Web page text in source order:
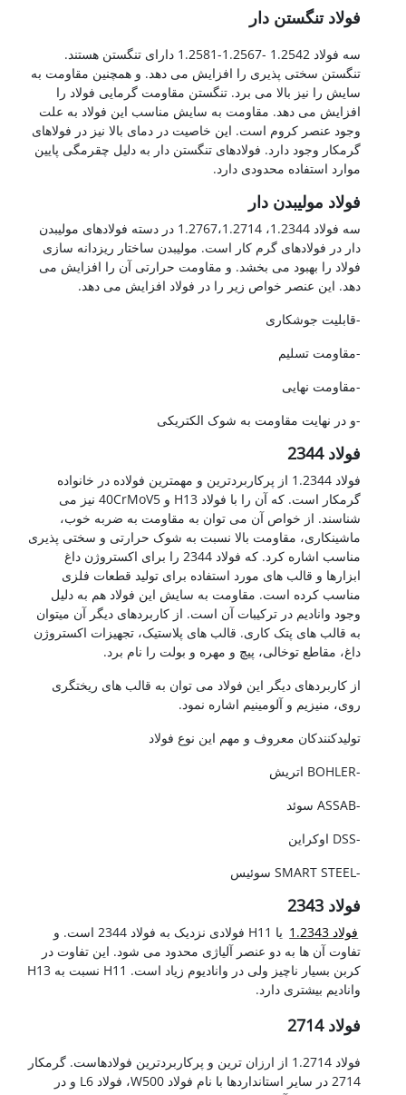
فولاد تنگستن دار
سه فولاد 1.2542 -1.2567-1.2581 دارای تنگستن هستند.
تنگستن سختی پذیری را افزایش می دهد. و همچنین مقاومت به
سایش را نیز بالا می برد. تنگستن مقاومت گرمایی فولاد را
افزایش می دهد. مقاومت به سایش مناسب این فولاد به علت
وجود عنصر کروم است. این خاصیت در دمای بالا نیز در فولاهای
گرمکار وجود دارد. فولادهای تنگستن دار به دلیل چقرمگی پایین
موارد استفاده محدودی دارد.
فولاد مولیبدن دار
سه فولاد 1.2344، 1.2767،1.2714 در دسته فولادهای مولیبدن
دار در فولادهای گرم کار است. مولیبدن ساختار ریزدانه سازی
فولاد را بهبود می بخشد. و مقاومت حرارتی آن را افزایش می
دهد. این عنصر خواص زیر را در فولاد افزایش می دهد.
-قابلیت جوشکاری
-مقاومت تسلیم
-مقاومت نهایی
-و در نهایت مقاومت به شوک الکتریکی
فولاد 2344
فولاد 1.2344 از پرکاربردترین و مهمترین فولاده در خانواده
گرمکار است. که آن را با فولاد H13 و 40CrMoV5 نیز می
شناسند. از خواص آن می توان به مقاومت به ضربه خوب،
ماشینکاری، مقاومت بالا نسبت به شوک حرارتی و سختی پذیری
مناسب اشاره کرد. که فولاد 2344 را برای اکستروژن داغ
ابزارها و قالب های مورد استفاده برای تولید قطعات فلزی
مناسب کرده است. مقاومت به سایش این فولاد هم به دلیل
وجود وانادیم در ترکیبات آن است. از کاربردهای دیگر آن میتوان
به قالب های پتک کاری. قالب های پلاستیک، تجهیزات اکستروژن
داغ، مقاطع توخالی، پیچ و مهره و بولت را نام برد.
از کاربردهای دیگر این فولاد می توان به قالب های ریختگری
روی، منیزیم و آلومینیم اشاره نمود.
تولیدکنندکان معروف و مهم این نوع فولاد
-BOHLER اتریش
-ASSAB سوئد
-DSS اوکراین
-SMART STEEL سوئیس
فولاد 2343
فولاد 1.2343
یا H11 فولادی نزدیک به فولاد 2344 است. و
تفاوت آن ها به دو عنصر آلیاژی محدود می شود. این تفاوت در
کربن بسیار ناچیز ولی در وانادیوم زیاد است. H11 نسبت به H13
وانادیم بیشتری دارد.
فولاد 2714
فولاد 1.2714 از ارزان ترین و پرکاربردترین فولادهاست. گرمکار
2714 در سایر استانداردها با نام فولاد W500، فولاد L6 و در